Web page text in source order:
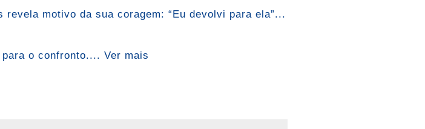
motivo da sua coragem: “Eu devolvi para ela”...
o confronto.... Ver mais